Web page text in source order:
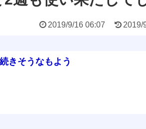
2019/9/16 06:07 2019/
きそうなもよう